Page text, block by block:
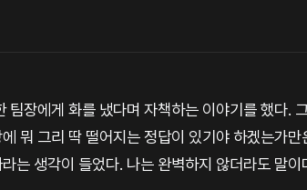
장에게 화를 냈다며 자책하는 이야기를 했다.
뭐 그리 딱 떨어지는 정답이 있기야 하겠는가
는 생각이 들었다. 나는 완벽하지 않더라도 말